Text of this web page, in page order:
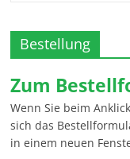
Bestellung
Zum
Wenn Sie beim
sich das
in einem neuen